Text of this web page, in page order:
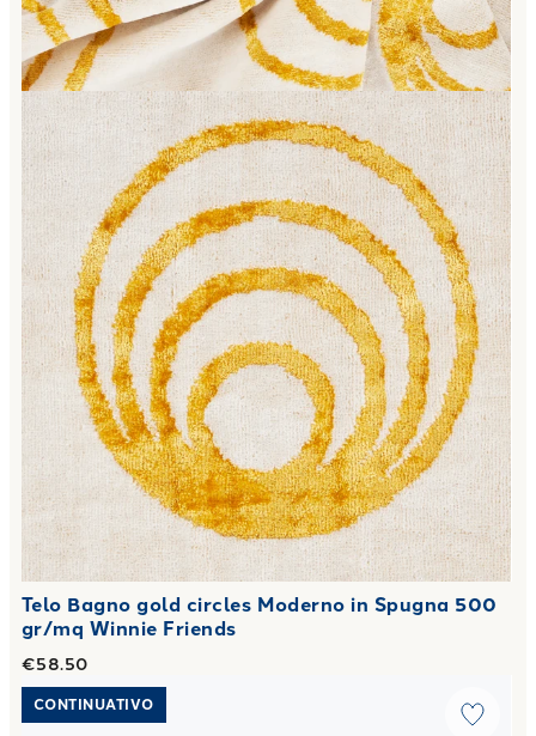
Telo Bagno gold circles Moderno in Spugna 500
gr/mq Winnie Friends
€58.50
Link to "Telo Bagno john Moderno in Spugna 450 gr/mq
CONTINUATIVO